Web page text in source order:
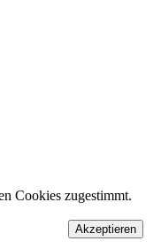
Cookies zugestimmt.
Akzeptieren